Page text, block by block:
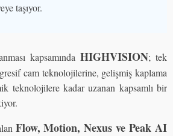
taşıyor.
kapsamında HIGHVISION; tek
cam teknolojilerine, gelişmiş kaplama
teknolojilere kadar uzanan kapsamlı bir
Flow, Motion, Nexus ve Peak AI